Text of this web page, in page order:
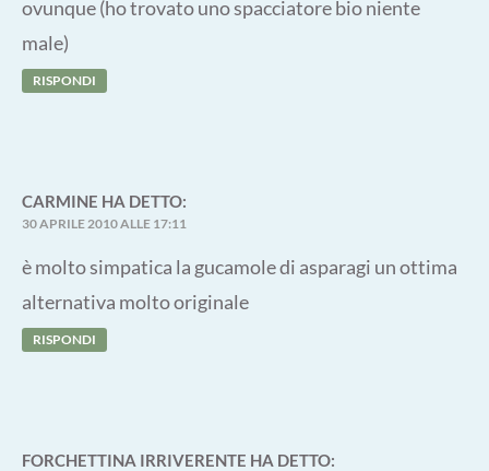
ovunque (ho trovato uno spacciatore bio niente
male)
RISPONDI
CARMINE HA DETTO:
30 APRILE 2010 ALLE 17:11
è molto simpatica la gucamole di asparagi un ottima
alternativa molto originale
RISPONDI
FORCHETTINA IRRIVERENTE HA DETTO: